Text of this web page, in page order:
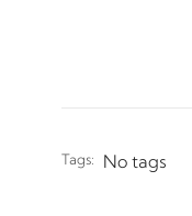
Tags: No tags